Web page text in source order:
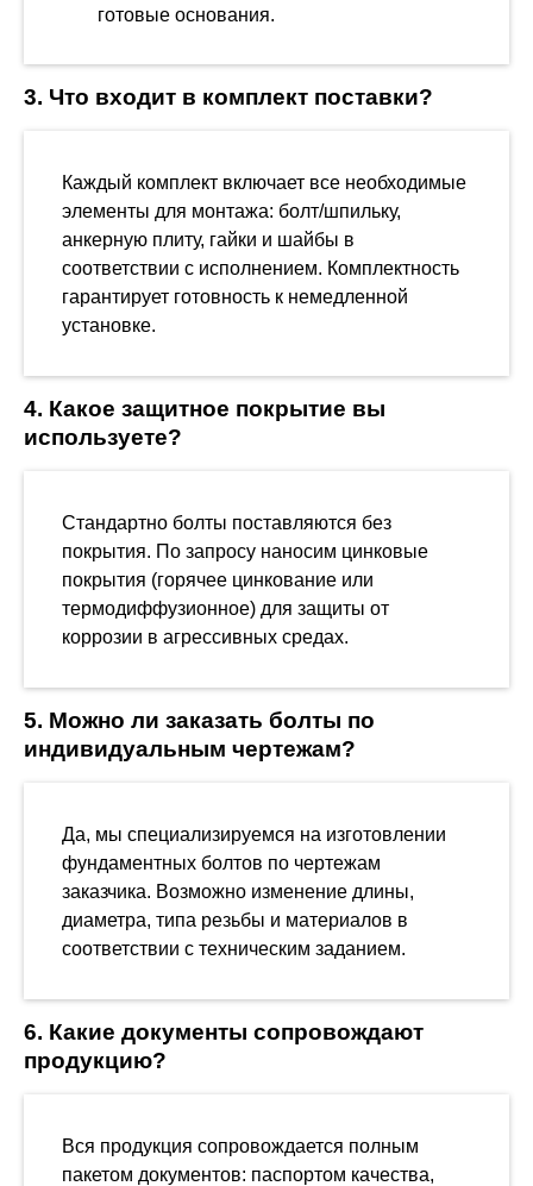
готовые основания.
3. Что входит в комплект поставки?
Каждый комплект включает все необходимые
элементы для монтажа: болт/шпильку,
анкерную плиту, гайки и шайбы в
соответствии с исполнением. Комплектность
гарантирует готовность к немедленной
установке.
4. Какое защитное покрытие вы
используете?
Стандартно болты поставляются без
покрытия. По запросу наносим цинковые
покрытия (горячее цинкование или
термодиффузионное) для защиты от
коррозии в агрессивных средах.
5. Можно ли заказать болты по
индивидуальным чертежам?
Да, мы специализируемся на изготовлении
фундаментных болтов по чертежам
заказчика. Возможно изменение длины,
диаметра, типа резьбы и материалов в
соответствии с техническим заданием.
6. Какие документы сопровождают
продукцию?
Вся продукция сопровождается полным
пакетом документов: паспортом качества,